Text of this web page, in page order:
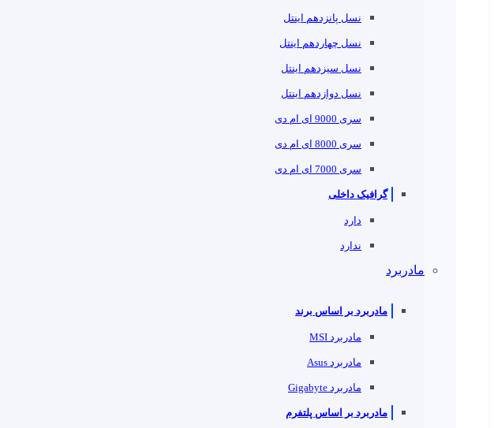
نسل پانزدهم اینتل
نسل چهاردهم اینتل
نسل سیزدهم اینتل
نسل دوازدهم اینتل
سری 9000 ای ام دی
سری 8000 ای ام دی
سری 7000 ای ام دی
گرافیک داخلی
دارد
ندارد
مادربرد
مادربرد بر اساس برند
مادربرد MSI
مادربرد Asus
مادربرد Gigabyte
مادربرد بر اساس پلتفرم